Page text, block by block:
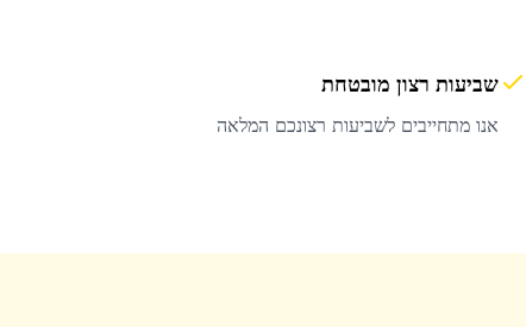
שביעות רצון מובטחת
אנו מתחייבים לשביעות רצונכם המלאה